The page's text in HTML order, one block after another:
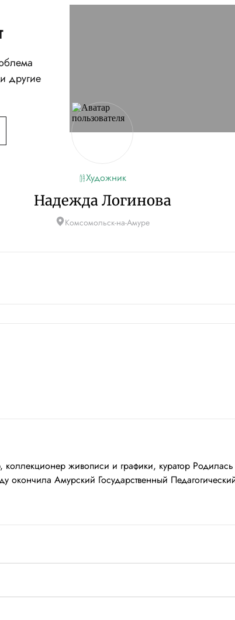
другие
Художник
Надежда Логинова
Комсомольск-на-Амуре
живописи и графики, куратор Родилась в
Амурский Государственный